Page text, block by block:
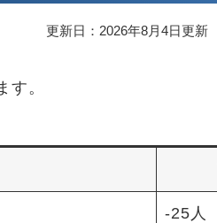
更新日：2026年8月4日更新
す。
-25人